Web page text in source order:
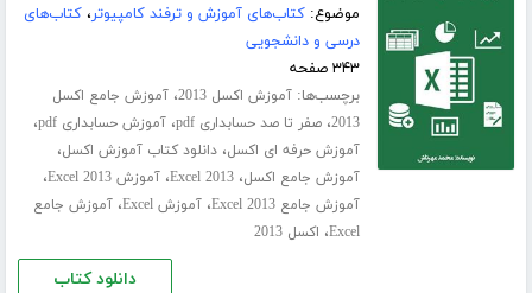
موضوع:کتاب‌های آموزش و ترفند کامپیوتر،کتاب‌های
درسی و دانشجویی
۳۴۳ صفحه
برچسب‌ها:آموزش اکسل 2013 ،آموزش جامع اکسل
2013،صفر تا صد حسابداری pdf ،آموزش حسابداری pdf ،
آموزش حرفه ای اکسل،دانلود کتاب آموزش اکسل،
آموزش جامع اکسل،Excel 2013،آموزش Excel 2013 ،
آموزش جامع Excel 2013 ،آموزش Excel ،آموزش جامع
Excel، اکسل 2013
دانلود کتاب